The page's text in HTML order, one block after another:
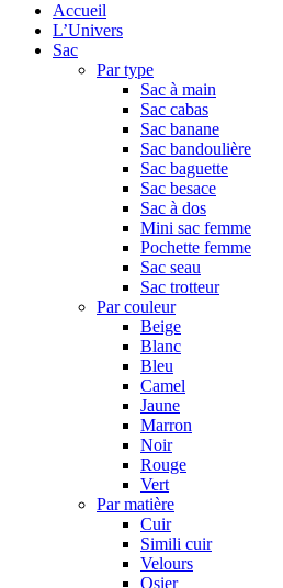
Accueil
L’Univers
Sac
Par type
Sac à main
Sac cabas
Sac banane
Sac bandoulière
Sac baguette
Sac besace
Sac à dos
Mini sac femme
Pochette femme
Sac seau
Sac trotteur
Par couleur
Beige
Blanc
Bleu
Camel
Jaune
Marron
Noir
Rouge
Vert
Par matière
Cuir
Simili cuir
Velours
Osier